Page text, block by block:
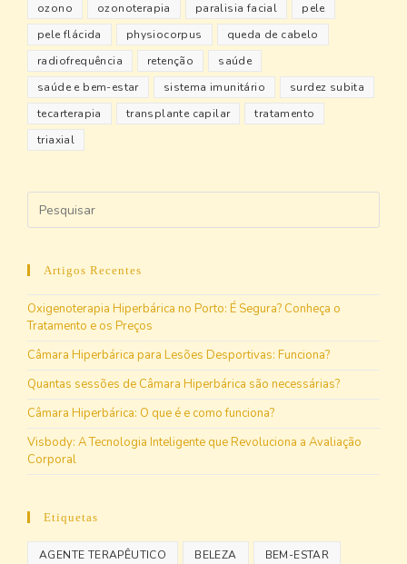
ozono
ozonoterapia paralisia facial
pele
pele flácida
physiocorpus
queda de cabelo
radiofrequência
retenção
saúde
saúde e bem-estar
sistema imunitário
surdez subita
tecarterapia
transplante capilar
tratamento
triaxial
Artigos Recentes
Oxigenoterapia Hiperbárica no Porto: É Segura? Conheça o
Tratamento e os Preços
Câmara Hiperbárica para Lesões Desportivas: Funciona?
Quantas sessões de Câmara Hiperbárica são necessárias?
Câmara Hiperbárica: O que é e como funciona?
Visbody: A Tecnologia Inteligente que Revoluciona a Avaliação
Corporal
Etiquetas
AGENTE TERAPÊUTICO BELEZA BEM-ESTAR